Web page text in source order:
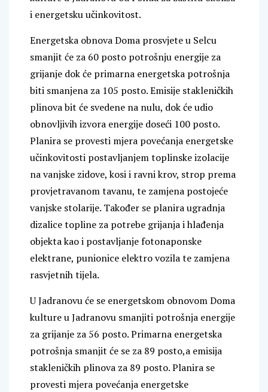
i energetsku učinkovitost.
Energetska obnova Doma prosvjete u Selcu
smanjit će za 60 posto potrošnju energije za
grijanje dok će primarna energetska potrošnja
biti smanjena za 105 posto. Emisije stakleničkih
plinova bit će svedene na nulu, dok će udio
obnovljivih izvora energije doseći 100 posto.
Planira se provesti mjera povećanja energetske
učinkovitosti postavljanjem toplinske izolacije
na vanjske zidove, kosi i ravni krov, strop prema
provjetravanom tavanu, te zamjena postojeće
vanjske stolarije. Također se planira ugradnja
dizalice topline za potrebe grijanja i hlađenja
objekta kao i postavljanje fotonaponske
elektrane, punionice elektro vozila te zamjena
rasvjetnih tijela.
U Jadranovu će se energetskom obnovom Doma
kulture u Jadranovu smanjiti potrošnja energije
za grijanje za 56 posto. Primarna energetska
potrošnja smanjit će se za 89 posto,a emisija
stakleničkih plinova za 89 posto. Planira se
provesti mjera povećanja energetske